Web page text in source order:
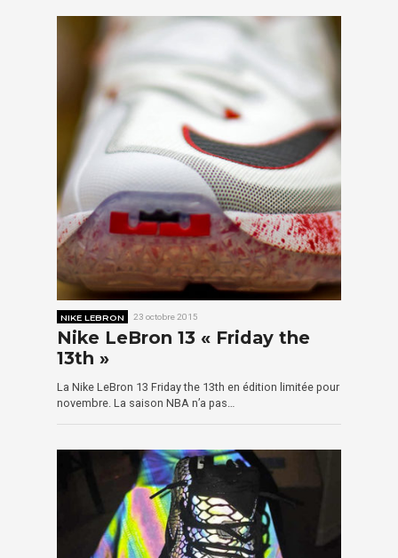
NIKE LEBRON 23 octobre 2015
Nike LeBron 13 « Friday the
13th »
La Nike LeBron 13 Friday the 13th en édition limitée pour
novembre. La saison NBA n’a pas…